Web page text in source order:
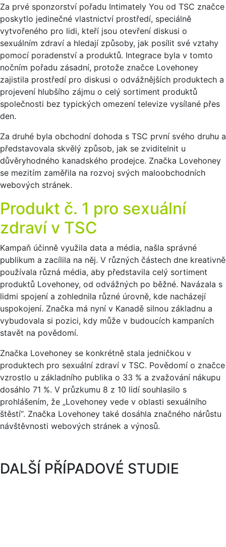
Za prvé sponzorství pořadu Intimately You od TSC značce
poskytlo jedinečné vlastnictví prostředí, speciálně
vytvořeného pro lidi, kteří jsou otevření diskusi o
sexuálním zdraví a hledají způsoby, jak posílit své vztahy
pomocí poradenství a produktů. Integrace byla v tomto
nočním pořadu zásadní, protože značce Lovehoney
zajistila prostředí pro diskusi o odvážnějších produktech a
projevení hlubšího zájmu o celý sortiment produktů
společnosti bez typických omezení televize vysílané přes
den.
Za druhé byla obchodní dohoda s TSC první svého druhu a
představovala skvělý způsob, jak se zviditelnit u
důvěryhodného kanadského prodejce. Značka Lovehoney
se mezitím zaměřila na rozvoj svých maloobchodních
webových stránek.
Produkt č. 1 pro sexuální
zdraví v TSC
Kampaň účinně využila data a média, našla správné
publikum a zacílila na něj. V různých částech dne kreativně
používala různá média, aby představila celý sortiment
produktů Lovehoney, od odvážných po běžné. Navázala s
lidmi spojení a zohlednila různé úrovně, kde nacházejí
uspokojení. Značka má nyní v Kanadě silnou základnu a
vybudovala si pozici, kdy může v budoucích kampaních
stavět na povědomí.
Značka Lovehoney se konkrétně stala jedničkou v
produktech pro sexuální zdraví v TSC. Povědomí o značce
vzrostlo u základního publika o 33 % a zvažování nákupu
dosáhlo 71 %. V průzkumu 8 z 10 lidí souhlasilo s
prohlášením, že „Lovehoney vede v oblasti sexuálního
štěstí“. Značka Lovehoney také dosáhla značného nárůstu
návštěvnosti webových stránek a výnosů.
DALŠÍ PŘÍPADOVÉ STUDIE